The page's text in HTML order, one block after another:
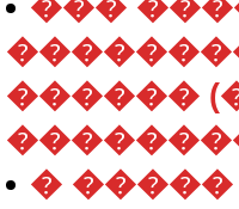
���
������
� �����